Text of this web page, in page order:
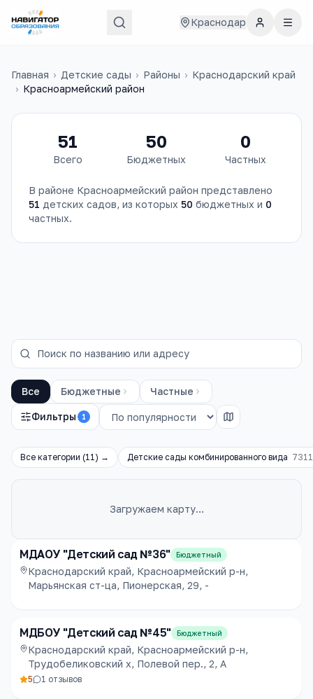
Краснодар
Главная › Детские сады › Районы › Краснодарский край
› Красноармейский район
51
Всего
50
Бюджетных
0
Частных
В районе Красноармейский район представлено
51 детских садов, из которых 50 бюджетных и 0
частных.
Все Бюджетные Частные
Фильтры 1
Все категории (11) → Детские сады комбинированного вида 7311
Загружаем карту…
МДАОУ "Детский сад №36" Бюджетный
Краснодарский край, Красноармейский р-н,
Марьянская ст-ца, Пионерская, 29, -
МДБОУ "Детский сад №45" Бюджетный
Краснодарский край, Красноармейский р-н,
Трудобеликовский х, Полевой пер., 2, А
5 1 отзывов